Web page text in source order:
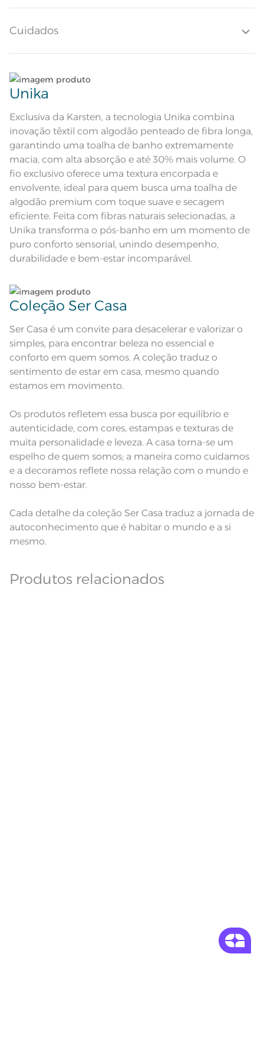
Atributos
Pré-encolhido; Antipilling;
Descrição Visual
Composição 100% Algodão
Tamanho Lavabo/visita
Cor Bege Rosê
Itens Inclusos 1 Toalha de Lavabo/Visita
Medida 30cm x 50cm
Lavação a 60ºC; Proibido alvejar;
Secar em tambor com
temperatura maxima de 60ºC;
Observações
nas especificações técnicas do
produto.
Fios
Cuidados
Lave tipos de tecidos distintos separadamente;
ciclo;
Lave as peças no ciclo leve, suave ou delicado de
sua lavadora;
Enxágue as peças com bastante água;
Utilize a quantidade mínima de amaciante e sabão;
Ao pendurar as toalhas, recomenda-se sacudi-las
bem;
Unika
Exclusiva da Karsten, a tecnologia Unika combina
inovação têxtil com algodão penteado de fibra longa,
garantindo uma toalha de banho extremamente
macia, com alta absorção e até 30% mais volume. O
fio exclusivo oferece uma textura encorpada e
envolvente, ideal para quem busca uma toalha de
algodão premium com toque suave e secagem
eficiente. Feita com fibras naturais selecionadas, a
Unika transforma o pós-banho em um momento de
puro conforto sensorial, unindo desempenho,
durabilidade e bem-estar incomparável.
Coleção Ser Casa
Ser Casa é um convite para desacelerar e valorizar o
simples, para encontrar beleza no essencial e
conforto em quem somos. A coleção traduz o
sentimento de estar em casa, mesmo quando
estamos em movimento.
Os produtos refletem essa busca por equilíbrio e
autenticidade, com cores, estampas e texturas de
muita personalidade e leveza. A casa torna-se um
espelho de quem somos; a maneira como cuidamos
e a decoramos reflete nossa relação com o mundo e
nosso bem-estar.
Cada detalhe da coleção Ser Casa traduz a jornada de
autoconhecimento que é habitar o mundo e a si
mesmo.
Produtos relacionados